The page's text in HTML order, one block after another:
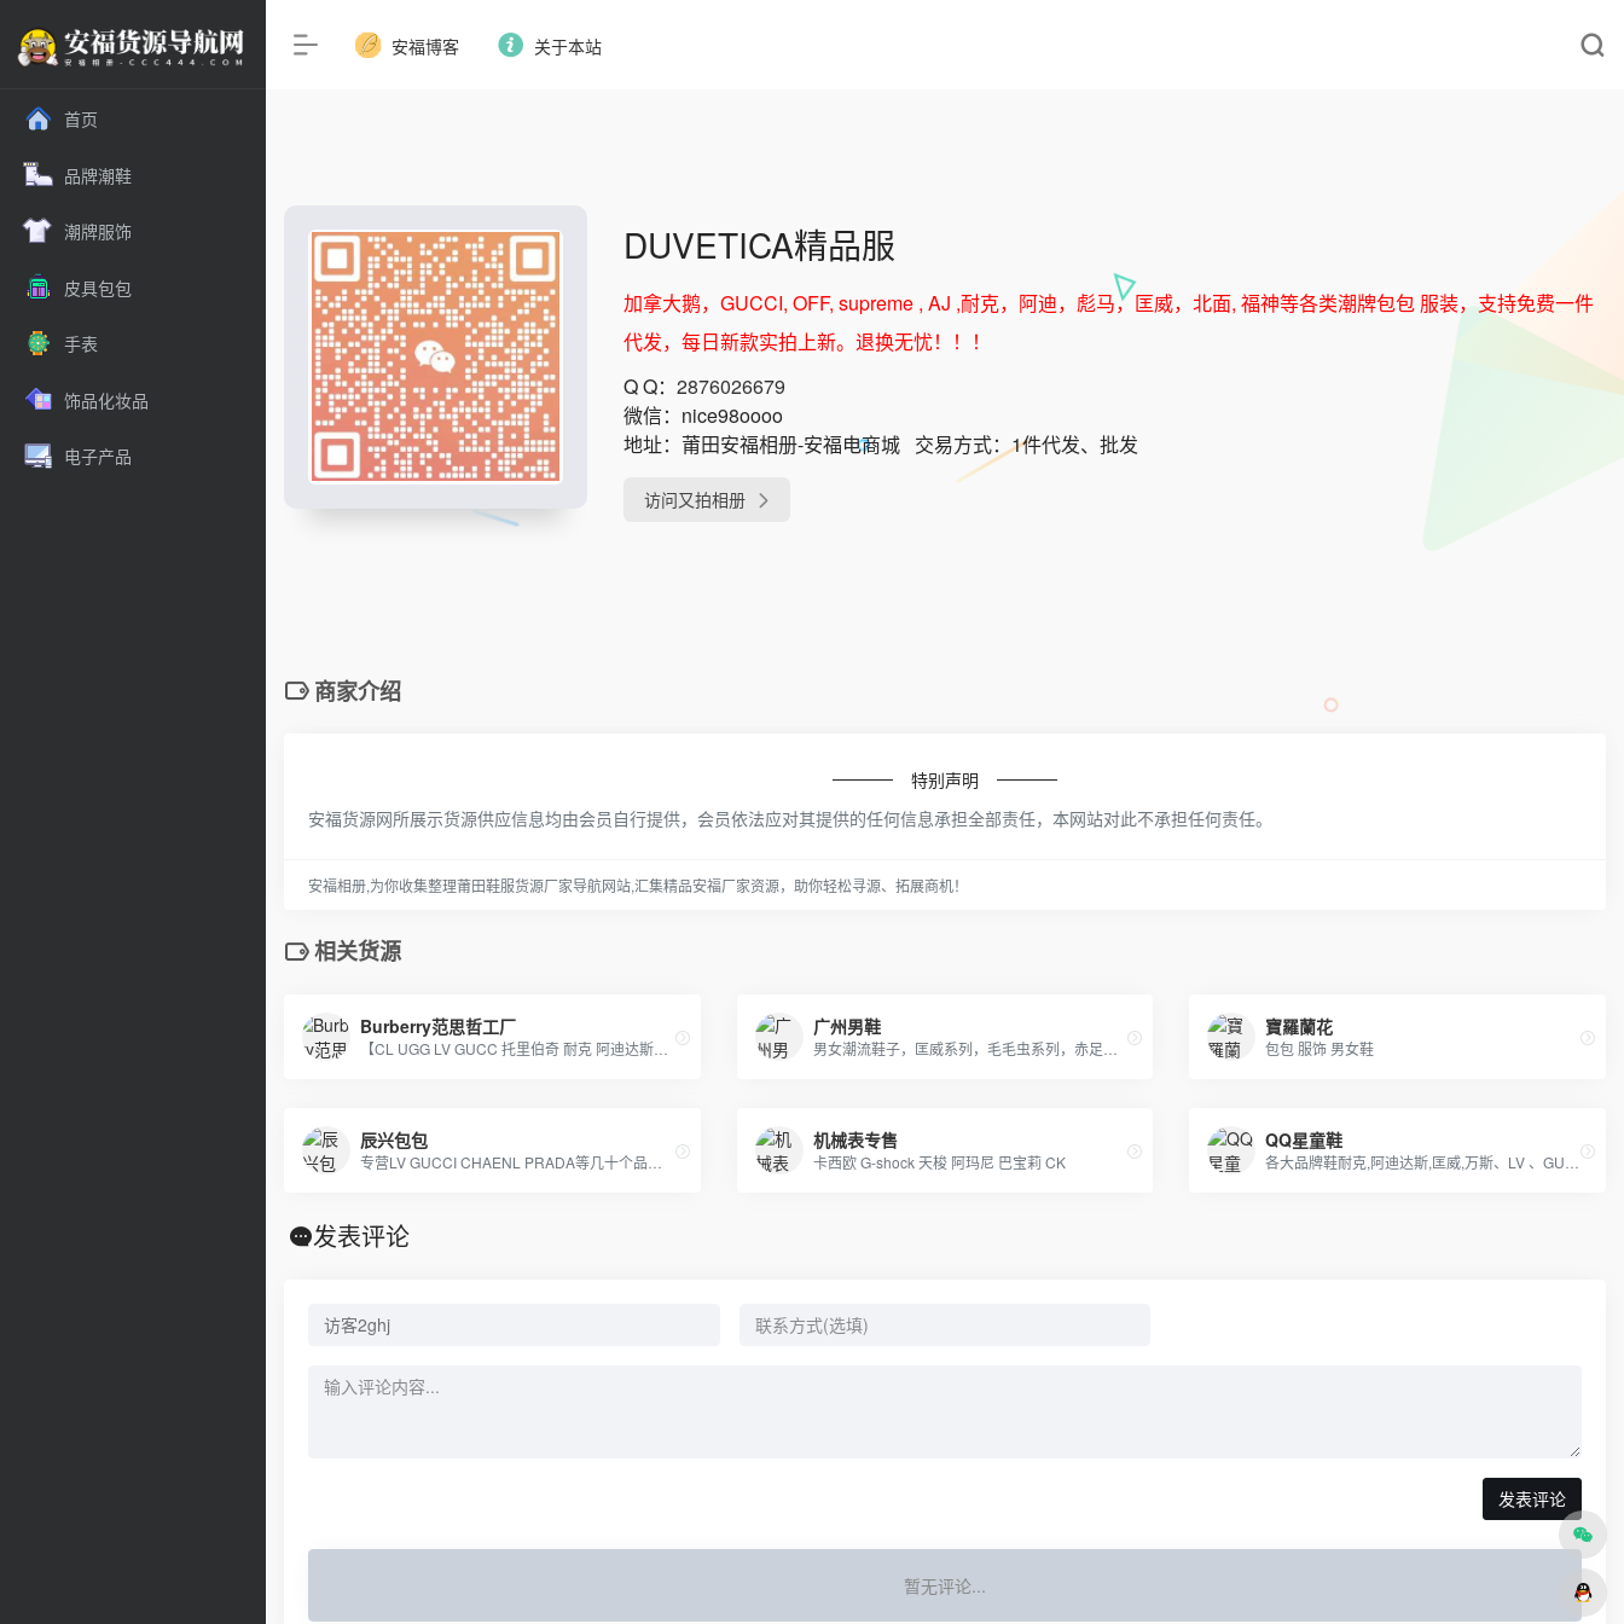
首页
品牌潮鞋
潮牌服饰
皮具包包
手表
饰品化妆品
电子产品
安福博客 关于本站
DUVETICA精品服
加拿大鹅，GUCCI, OFF, supreme , AJ ,耐克，阿迪，彪马，匡威，北面, 福神等各类潮牌包包 服装，支持免费一件
代发，每日新款实拍上新。退换无忧！！！
Q Q： 2876026679
微信： nice98oooo
地址： 莆田安福相册-安福电商城 交易方式：1件代发、批发
访问又拍相册
商家介绍
特别声明
安福货源网所展示货源供应信息均由会员自行提供，会员依法应对其提供的任何信息承担全部责任，本网站对此不承担任何责任。
安福相册,为你收集整理莆田鞋服货源厂家导航网站,汇集精品安福厂家资源，助你轻松寻源、拓展商机！
相关货源
Burberry范思哲工厂 广州男鞋 寶羅蘭花
包包 服饰 男女鞋
辰兴包包 机械表专售
卡西欧 G-shock 天梭 阿玛尼 巴宝莉 CK
QQ星童鞋
发表评论
发表评论
暂无评论...